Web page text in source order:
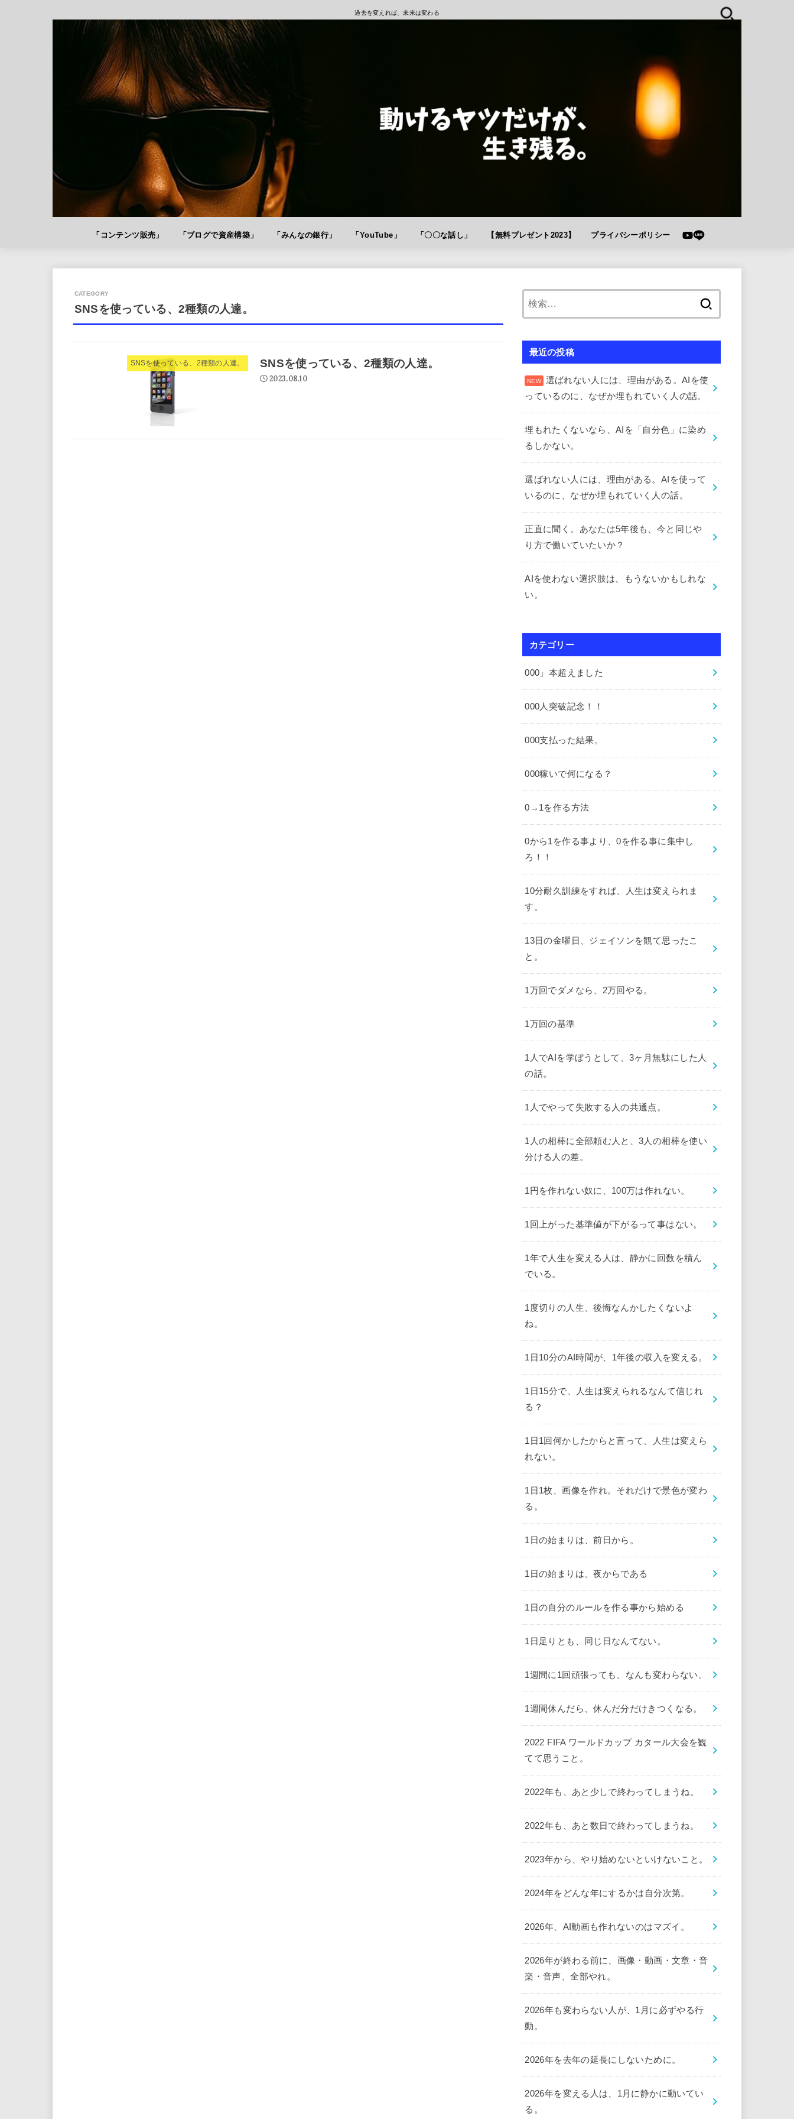
過去を変えれば、未来は変わる
「コンテンツ販売」 「ブログで資産構築」 「みんなの銀行」 「YouTube」 「〇〇な話し」 【無料プレゼント2023】 プライバシーポリシー
SNSを使っている、2種類の人達。
SNSを使っている、2種類の人達。 SNSを使っている、2種類の人達。
2023.08.10
最近の投稿
選ばれない人には、理由がある。AIを使
っているのに、なぜか埋もれていく人の話。
埋もれたくないなら、AIを「自分色」に染め
るしかない。
選ばれない人には、理由がある。AIを使って
いるのに、なぜか埋もれていく人の話。
正直に聞く。あなたは5年後も、今と同じや
り方で働いていたいか？
AIを使わない選択肢は、もうないかもしれな
い。
カテゴリー
000」本超えました
000人突破記念！！
000支払った結果。
000稼いで何になる？
0→1を作る方法
0から1を作る事より、0を作る事に集中し
ろ！！
10分耐久訓練をすれば、人生は変えられま
す。
13日の金曜日、ジェイソンを観て思ったこ
と。
1万回でダメなら、2万回やる。
1万回の基準
1人でAIを学ぼうとして、3ヶ月無駄にした人
の話。
1人でやって失敗する人の共通点。
1人の相棒に全部頼む人と、3人の相棒を使い
分ける人の差。
1円を作れない奴に、100万は作れない。
1回上がった基準値が下がるって事はない。
1年で人生を変える人は、静かに回数を積ん
でいる。
1度切りの人生、後悔なんかしたくないよ
ね。
1日10分のAI時間が、1年後の収入を変える。
1日15分で、人生は変えられるなんて信じれ
る？
1日1回何かしたからと言って、人生は変えら
れない。
1日1枚、画像を作れ。それだけで景色が変わ
る。
1日の始まりは、前日から。
1日の始まりは、夜からである
1日の自分のルールを作る事から始める
1日足りとも、同じ日なんてない。
1週間に1回頑張っても、なんも変わらない。
1週間休んだら、休んだ分だけきつくなる。
2022 FIFA ワールドカップ カタール大会を観
てて思うこと。
2022年も、あと少しで終わってしまうね。
2022年も、あと数日で終わってしまうね。
2023年から、やり始めないといけないこと。
2024年をどんな年にするかは自分次第。
2026年、AI動画も作れないのはマズイ。
2026年が終わる前に、画像・動画・文章・音
楽・音声、全部やれ。
2026年も変わらない人が、1月に必ずやる行
動。
2026年を去年の延長にしないために。
2026年を変える人は、1月に静かに動いてい
る。